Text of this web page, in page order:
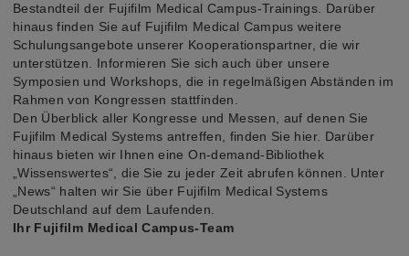
Bestandteil der Fujifilm Medical Campus-Trainings. Darüber
hinaus finden Sie auf Fujifilm Medical Campus weitere
Schulungsangebote unserer Kooperationspartner, die wir
unterstützen. Informieren Sie sich auch über unsere
Symposien und Workshops, die in regelmäßigen Abständen im
Rahmen von Kongressen stattfinden.
Den Überblick aller Kongresse und Messen, auf denen Sie
Fujifilm Medical Systems antreffen, finden Sie hier. Darüber
hinaus bieten wir Ihnen eine On-demand-Bibliothek
„Wissenswertes“, die Sie zu jeder Zeit abrufen können. Unter
„News“ halten wir Sie über Fujifilm Medical Systems
Deutschland auf dem Laufenden.
Ihr Fujifilm Medical Campus-Team